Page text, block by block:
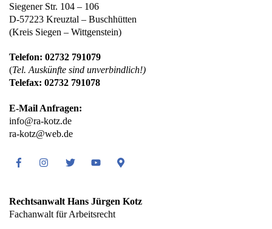
Siegener Str. 104 – 106
D-57223 Kreuztal – Buschhütten
(Kreis Siegen – Wittgenstein)
Telefon: 02732 791079
(Tel. Auskünfte sind unverbindlich!)
Telefax: 02732 791078
E-Mail Anfragen:
info@ra-kotz.de
ra-kotz@web.de
FacebookInstagramTwitter Youtube Google
Rechtsanwalt Hans Jürgen Kotz
Fachanwalt für Arbeitsrecht